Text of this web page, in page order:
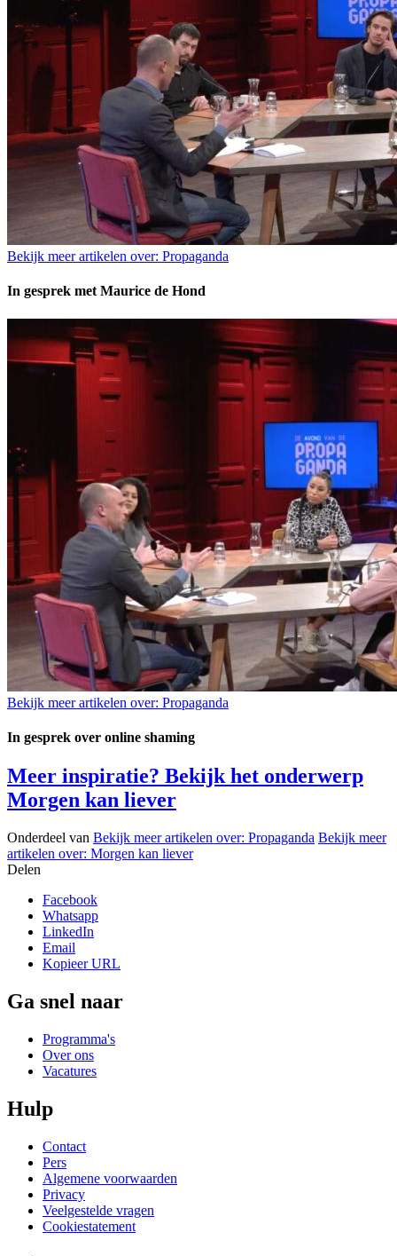
Bekijk meer artikelen over: Propaganda
In gesprek met Maurice de Hond
Bekijk meer artikelen over: Propaganda
In gesprek over online shaming
Meer inspiratie? Bekijk het onderwerp
Morgen kan liever
Onderdeel van Bekijk meer artikelen over: Propaganda Bekijk meer
artikelen over: Morgen kan liever
Delen
Facebook
Whatsapp
LinkedIn
Email
Kopieer URL
Ga snel naar
Programma's
Over ons
Vacatures
Hulp
Contact
Pers
Algemene voorwaarden
Privacy
Veelgestelde vragen
Cookiestatement